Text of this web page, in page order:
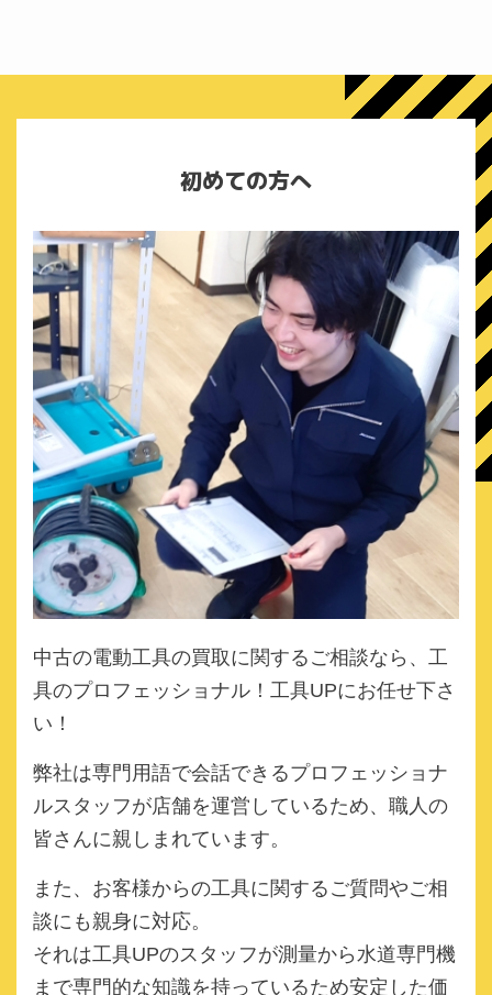
初めての方へ
中古の電動工具の買取に関するご相談なら、 工
具のプロフェッショナル！工具UPにお任せ下さ
い！
弊社は専門用語で会話できるプロフェッショナ
ルスタッフが店舗を運営しているため、職人の
皆さんに親しまれています。
また、お客様からの工具に関するご質問やご相
談にも親身に対応。
それは工具UPのスタッフが測量から水道専門機
まで専門的な知識を持っているため安定した価